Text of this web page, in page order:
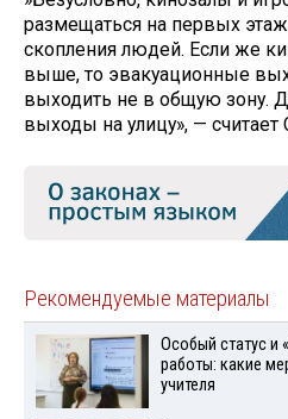
размещаться на первых
скопления людей. Если же
выше, то эвакуационные
выходить не в общую зону.
выходы на улицу», — считает
Рекомендуемые материалы
Особый статус и
работы: какие
учителя